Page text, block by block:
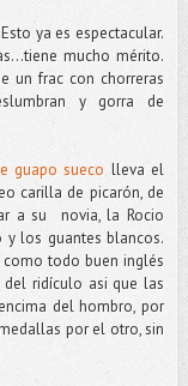
ya es espectacular.
mucho mérito.
un frac con chorreras
y gorra de
guapo suecolleva el
carilla de picarón, de
a su novia, la Rocio
los guantes blancos.
como todo buen inglés
ridículo asi que las
del hombro, por
por el otro, sin